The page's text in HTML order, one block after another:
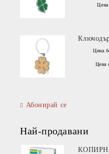
Цена
Цена
Абонирай се
Най-продавани